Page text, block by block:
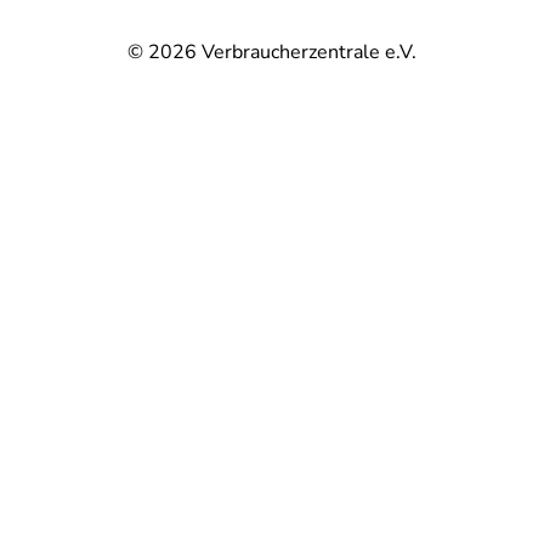
© 2026 Verbraucherzentrale e.V.